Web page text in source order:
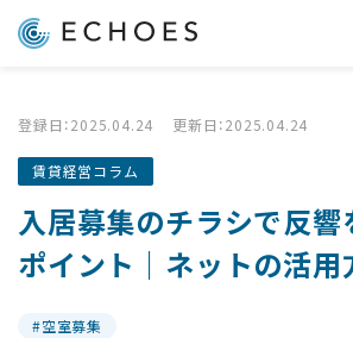
登録日：2025.04.24 更新日：2025.04.24
賃貸経営コラム
入居募集のチラシで反
ポイント｜ネットの活用
空室募集